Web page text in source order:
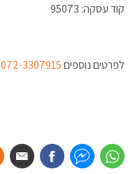
קוד עסקה: 95073
לפרטים נוספים072-3307915